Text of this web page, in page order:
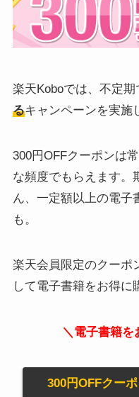
楽天Koboでは、不定期
るキャンペーンを実施
300円OFFクーポンは
な頻度でもらえます。
ん、一定額以上の電子
も。
楽天会員限定のクーポ
して電子書籍をお得に
＼電子書籍を
300円OFFクー